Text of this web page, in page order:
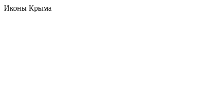
Иконы Крыма